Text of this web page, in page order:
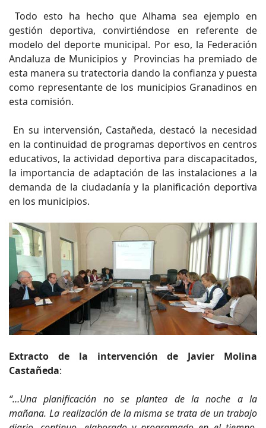
Todo esto ha hecho que Alhama sea ejemplo en
gestión deportiva, convirtiéndose en referente de
modelo del deporte municipal. Por eso, la Federación
Andaluza de Municipios y Provincias ha premiado de
esta manera su tratectoria dando la confianza y puesta
como representante de los municipios Granadinos en
esta comisión.
En su intervensión, Castañeda, destacó la necesidad
en la continuidad de programas deportivos en centros
educativos, la actividad deportiva para discapacitados,
la importancia de adaptación de las instalaciones a la
demanda de la ciudadanía y la planificación deportiva
en los municipios.
Extracto de la intervención de Javier Molina
Castañeda:
“…Una planificación no se plantea de la noche a la
mañana. La realización de la misma se trata de un trabajo